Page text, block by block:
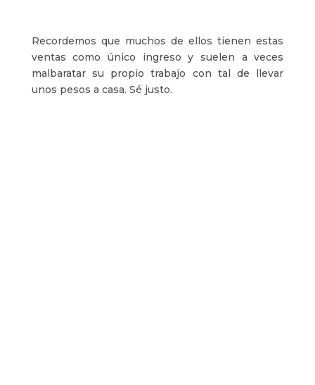
Recordemos que muchos de ellos tienen estas
ventas como único ingreso y suelen a veces
malbaratar su propio trabajo con tal de llevar
unos pesos a casa. Sé justo.